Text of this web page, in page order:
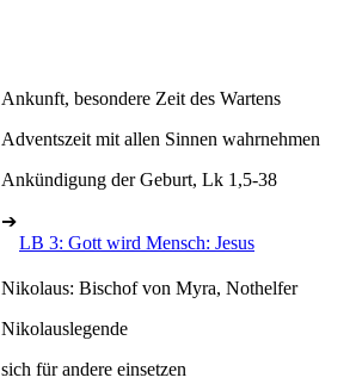
Ankunft, besondere Zeit des Wartens
Adventszeit mit allen Sinnen wahrnehmen
Ankündigung der Geburt, Lk 1,5-38
➔
LB 3: Gott wird Mensch: Jesus
Nikolaus: Bischof von Myra, Nothelfer
Nikolauslegende
sich für andere einsetzen